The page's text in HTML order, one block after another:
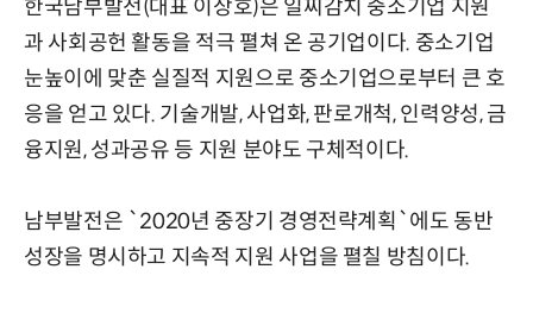
한국남부발전(대표 이상호)은 일찌감치 중소기업 지원
과 사회공헌 활동을 적극 펼쳐 온 공기업이다. 중소기업
눈높이에 맞춘 실질적 지원으로 중소기업으로부터 큰 호
응을 얻고 있다. 기술개발, 사업화, 판로개척, 인력양성, 금
융지원, 성과공유 등 지원 분야도 구체적이다.
남부발전은 `2020년 중장기 경영전략계획`에도 동반
성장을 명시하고 지속적 지원 사업을 펼칠 방침이다.